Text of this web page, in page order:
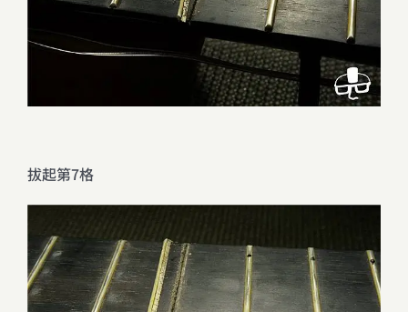
拔起第7格